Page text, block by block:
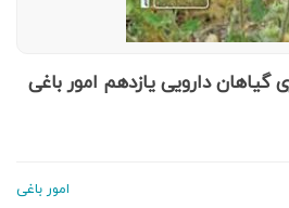
گیاهان دارویی یازدهم امور باغی
امور باغی